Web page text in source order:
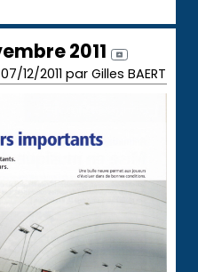
2011
12/2011 par Gilles BAERT